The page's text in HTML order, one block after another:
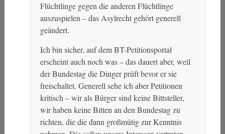
Flüchtlinge gegen die anderen Flüchtlinge
auszuspielen – das Asylrecht gehört generell
geändert.
Ich bin sicher, auf dem BT-Petitionsportal
erscheint auch noch was – das dauert aber, weil
der Bundestag die Dinger prüft bevor er sie
freischaltet. Generell sehe ich aber Petitionen
kritisch – wir als Bürger sind keine Bittsteller,
wir haben keine Bitten an den Bundestag zu
richten, die die dann großmütig zur Kenntnis